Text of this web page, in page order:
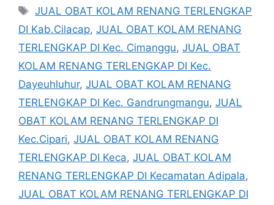
Tag
JUAL OBAT KOLAM RENANG TERLENGKAP
DI Kab.Cilacap, JUAL OBAT KOLAM RENANG
TERLENGKAP DI Kec. Cimanggu, JUAL OBAT
KOLAM RENANG TERLENGKAP DI Kec.
Dayeuhluhur, JUAL OBAT KOLAM RENANG
TERLENGKAP DI Kec. Gandrungmangu, JUAL
OBAT KOLAM RENANG TERLENGKAP DI
Kec.Cipari, JUAL OBAT KOLAM RENANG
TERLENGKAP DI Keca, JUAL OBAT KOLAM
RENANG TERLENGKAP DI Kecamatan Adipala,
JUAL OBAT KOLAM RENANG TERLENGKAP DI